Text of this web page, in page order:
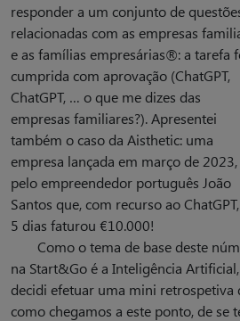
responder a um conjunto de
relacionadas com as empresas
e as famílias empresárias®: a tarefa
cumprida com aprovação (ChatGPT,
ChatGPT, … o que me dizes das
empresas familiares?). Apresentei
também o caso da Aisthetic: uma
empresa lançada em março de 2023,
pelo empreendedor português João
Santos que, com recurso ao
5 dias faturou €10.000!
Como o tema de base deste
na Start&Go é a Inteligência Artificial,
decidi efetuar uma mini retrospetiva
como chegamos a este ponto, de se